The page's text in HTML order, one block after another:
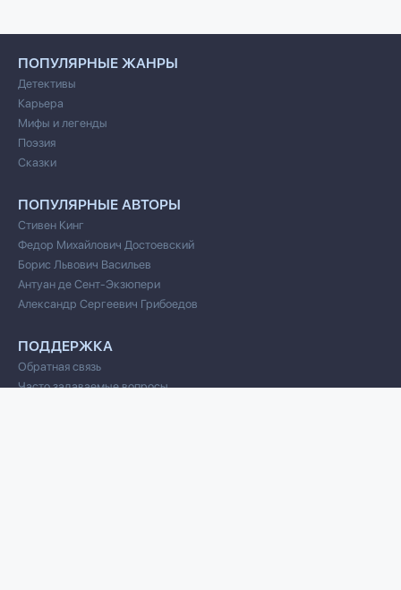
ПОПУЛЯРНЫЕ ЖАНРЫ
Детективы
Карьера
Мифы и легенды
Поэзия
Сказки
ПОПУЛЯРНЫЕ АВТОРЫ
Стивен Кинг
Федор Михайлович Достоевский
Борис Львович Васильев
Антуан де Сент-Экзюпери
Александр Сергеевич Грибоедов
ПОДДЕРЖКА
Обратная связь
Часто задаваемые вопросы